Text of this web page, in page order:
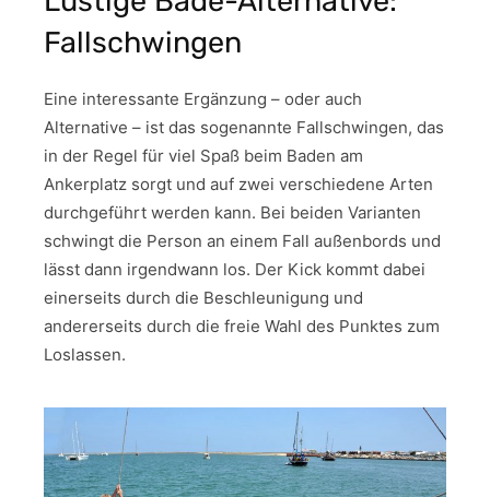
Fallschwingen
Eine interessante Ergänzung – oder auch
Alternative – ist das sogenannte Fallschwingen, das
in der Regel für viel Spaß beim Baden am
Ankerplatz sorgt und auf zwei verschiedene Arten
durchgeführt werden kann. Bei beiden Varianten
schwingt die Person an einem Fall außenbords und
lässt dann irgendwann los. Der Kick kommt dabei
einerseits durch die Beschleunigung und
andererseits durch die freie Wahl des Punktes zum
Loslassen.